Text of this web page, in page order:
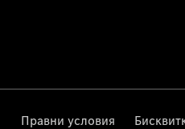
Правни условия